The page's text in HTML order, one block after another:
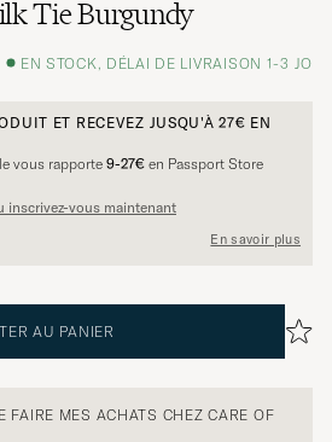
Tie Burgundy
EN STOCK, DÉLAI DE LIVRAISON 1-3 JO
ET RECEVEZ JUSQU'À27€ EN
vous rapporte 9-27€ en Passport Store
inscrivez-vous maintenant
En savoir plus
AU PANIER
FAIRE MES ACHATS CHEZ CARE OF